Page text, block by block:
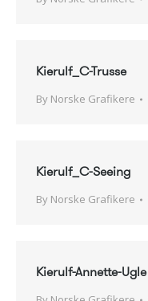
Kierulf_C-Trusse
By Norske Grafikere
Kierulf_C-Seeing
By Norske Grafikere
Kierulf-Annette-Ugle